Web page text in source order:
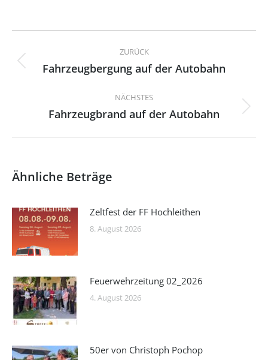
Kommentarnavigation
ZURÜCK
Vorheriger
Fahrzeugbergung auf der Autobahn
NÄCHSTES
Nächster
Fahrzeugbrand auf der Autobahn
Ähnliche Beträge
Zeltfest der FF Hochleithen
8. August 2026
Feuerwehrzeitung 02_2026
4. August 2026
50er von Christoph Pochop